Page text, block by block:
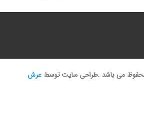
می باشد .طراحی سایت توسطعرش